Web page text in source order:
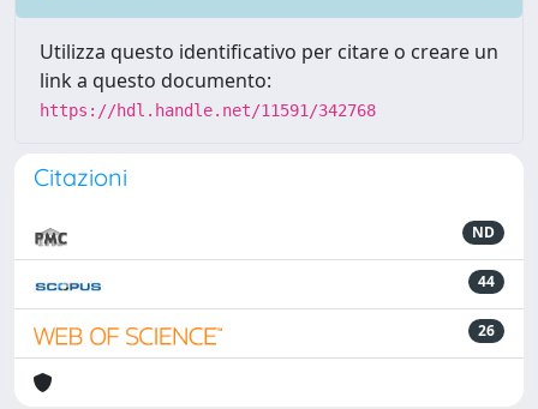
Utilizza questo identificativo per citare o creare un
link a questo documento:
https://hdl.handle.net/11591/342768
Citazioni
ND
44
26